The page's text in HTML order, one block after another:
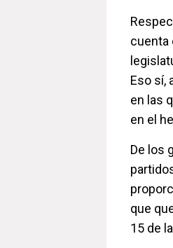
cuenta
Eso sí,
en las
en el
De los
que
15 de